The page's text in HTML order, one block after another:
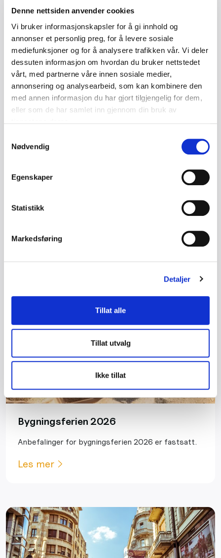
Denne nettsiden anvender cookies
Vi bruker informasjonskapsler for å gi innhold og
annonser et personlig preg, for å levere sosiale
mediefunksjoner og for å analysere trafikken vår. Vi deler
dessuten informasjon om hvordan du bruker nettstedet
vårt, med partnerne våre innen sosiale medier,
annonsering og analysearbeid, som kan kombinere den
med annen informasjon du har gjort tilgjengelig for dem,
eller som de har samlet inn gjennom din bruk av
Nødvendig
Egenskaper
Statistikk
Markedsføring
Detaljer
Tillat alle
Tillat utvalg
Ikke tillat
Bransjenorm for kantsikring ved arbeid
Endelig har vi en norm med tydelige føringer for hva
skal utføres, og hvilke løsninger som er både trygge
Les mer
Bygningsferien 2026
Anbefalinger for bygningsferien 2026 er fastsatt.
Les mer